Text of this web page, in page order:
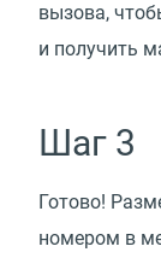
вызова,
и получить
Шаг 3
Готово!
номером в